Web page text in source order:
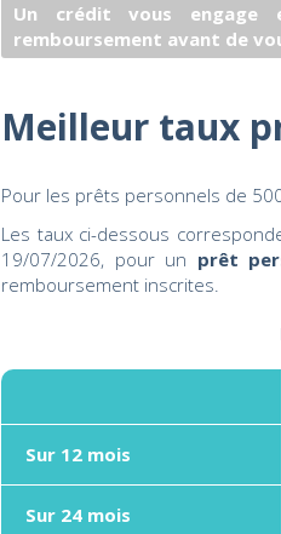
Un crédit vous engage
remboursement avant de
Meilleur taux
Pour les prêts personnels de
Les taux ci-dessous
19/07/2026, pour un prêt
remboursement inscrites.
Sur 12 mois
Sur 24 mois